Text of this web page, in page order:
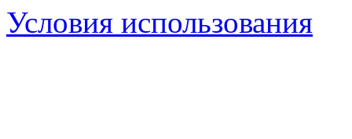
Условия использования